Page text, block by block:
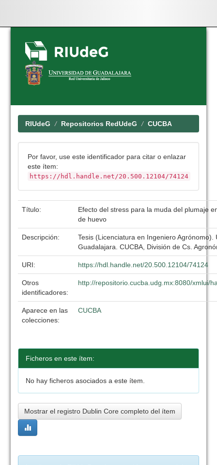
Skip
navigation
RIUdeG Repositorios RedUdeG CUCBA
Por favor, use este identificador para citar o enlazar
este ítem:
https://hdl.handle.net/20.500.12104/74124
Título:
Efecto del stress para la muda del plumaje
de huevo
Descripción:
Tesis (Licenciatura en Ingeniero Agrónomo).
Guadalajara. CUCBA, División de Cs.
URI: https://hdl.handle.net/20.500.12104/74124
Otros
identificadores:
http://repositorio.cucba.udg.mx:8080/xmlui/
Aparece en las
colecciones:
CUCBA
Ficheros en este ítem:
No hay ficheros asociados a este ítem.
Mostrar el registro Dublin Core completo del ítem